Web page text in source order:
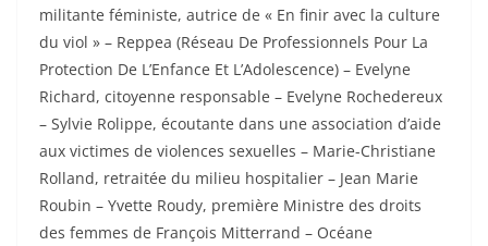
militante féministe, autrice de « En finir avec la culture
du viol » – Reppea (Réseau De Professionnels Pour La
Protection De L’Enfance Et L’Adolescence) – Evelyne
Richard, citoyenne responsable – Evelyne Rochedereux
– Sylvie Rolippe, écoutante dans une association d’aide
aux victimes de violences sexuelles – Marie-Christiane
Rolland, retraitée du milieu hospitalier – Jean Marie
Roubin – Yvette Roudy, première Ministre des droits
des femmes de François Mitterrand – Océane